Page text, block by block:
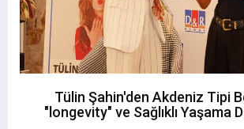
Tülin Şahin'den Akdeniz Tipi
"longevity" ve Sağlıklı Yaşama